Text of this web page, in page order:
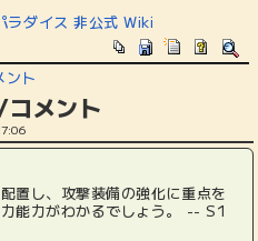
ラダイス 非公式 Wiki
ント
メント
置し、攻撃装備の強化に重点を
能力がわかるでしょう。 -- S1